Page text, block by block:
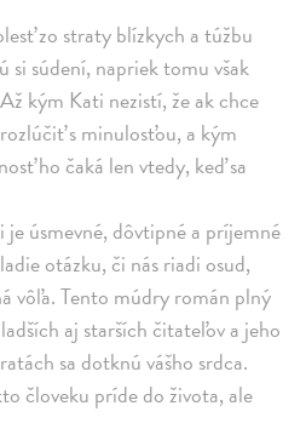
zo straty blízkych a túžbu
si súdení, napriek tomu však
kým Kati nezistí, že ak chce
s minulosťou, a kým
ho čaká len vtedy, keď sa
úsmevné, dôvtipné a príjemné
otázku, či nás riadi osud,
vôľa. Tento múdry román plný
aj starších čitateľov a jeho
sa dotknú vášho srdca.
človeku príde do života, ale